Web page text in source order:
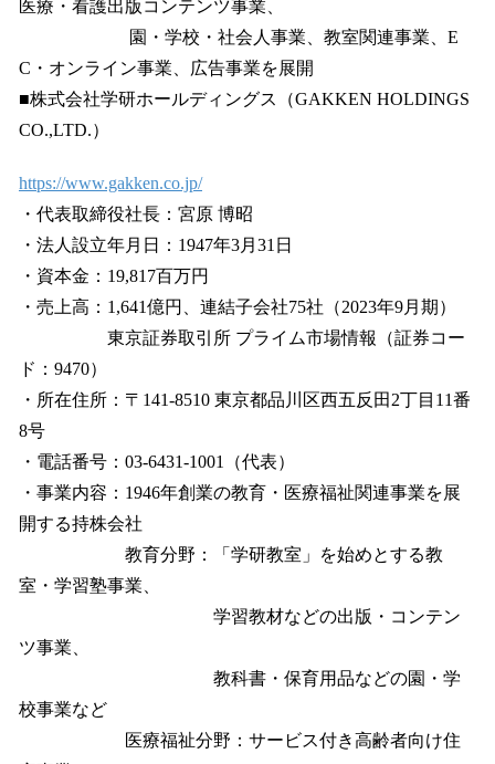
医療・看護出版コンテンツ事業、
園・学校・社会人事業、教室関連事業、E
C・オンライン事業、広告事業を展開
■株式会社学研ホールディングス（GAKKEN HOLDINGS
CO.,LTD.）
https://www.gakken.co.jp/
・代表取締役社長：宮原 博昭
・法人設立年月日：1947年3月31日
・資本金：19,817百万円
・売上高：1,641億円、連結子会社75社（2023年9月期）
東京証券取引所 プライム市場情報（証券コー
ド：9470）
・所在住所：〒141-8510 東京都品川区西五反田2丁目11番
8号
・電話番号：03-6431-1001（代表）
・事業内容：1946年創業の教育・医療福祉関連事業を展
開する持株会社
教育分野：「学研教室」を始めとする教
室・学習塾事業、
学習教材などの出版・コンテン
ツ事業、
教科書・保育用品などの園・学
校事業など
医療福祉分野：サービス付き高齢者向け住